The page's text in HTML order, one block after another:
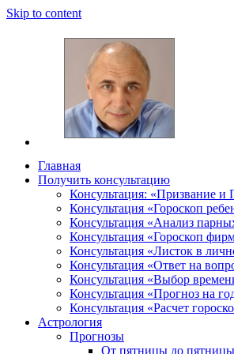
Skip to content
Шабалин Михаил
Председатель Новосибирского
консультации на основании
том, как с этим связано
диалога. У Вас будет
и место своего рождения.
деятель.
Главная
Получить консультацию
Консультация: «Призвание и
Консультация «Гороскоп
Консультация «Анализ
Консультация «Гороскоп
Консультация «Листок в
Консультация «Ответ на
Консультация «Выбор
Консультация «Прогноз на
Консультация «Расчет
Астрология
Прогнозы
От пятницы до пятницы